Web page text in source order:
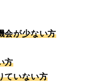
会が少ない方
方
ていない方